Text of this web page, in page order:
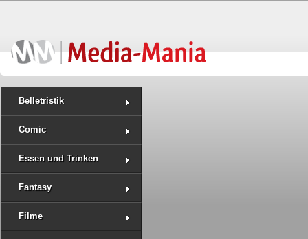
Belletristik
Comic
Essen und Trinken
Fantasy
Filme